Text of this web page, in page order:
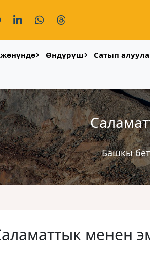
Өндүрүш Сатып
Башкы
менен